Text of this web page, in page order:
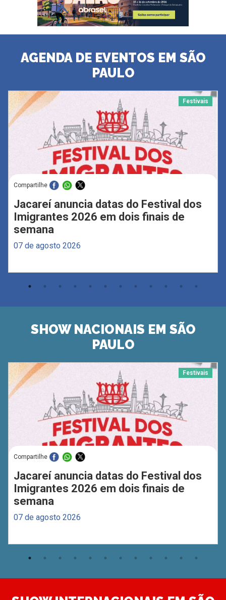
AGENDA DE EVENTOS EM SÃO
PAULO
Festivais
Compartilhe
Jacareí anuncia datas do Festival dos
Imigrantes 2026 em dois finais de
semana
07 de agosto 2026
SHOW NACIONAIS EM SÃO
PAULO
Festivais
Compartilhe
Jacareí anuncia datas do Festival dos
Imigrantes 2026 em dois finais de
semana
07 de agosto 2026